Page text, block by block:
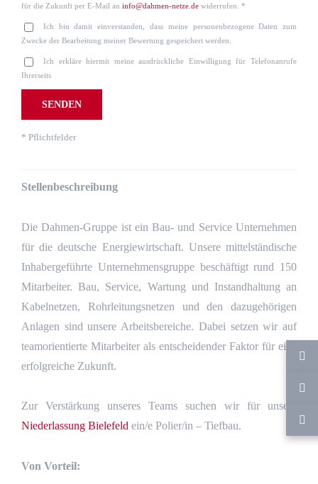
für die Zukunft per E-Mail an info@dahmen-netze.dewiderrufen. *
Ich bin damit einverstanden, dass meine personenbezogene Daten zum
Zwecke der Bearbeitung meiner Bewertung gespeichert werden.
Ich erkläre hiermit meine ausdrückliche Einwilligung für Telefonanrufe
Ihrerseits
* Pflichtfelder
Stellenbeschreibung
Die Dahmen-Gruppe ist ein Bau- und Service Unternehmen
für die deutsche Energiewirtschaft. Unsere mittelständische
Inhabergeführte Unternehmensgruppe beschäftigt rund 150
Mitarbeiter. Bau, Service, Wartung und Instandhaltung an
Kabelnetzen, Rohrleitungsnetzen und den dazugehörigen
Anlagen sind unsere Arbeitsbereiche. Dabei setzen wir auf
teamorientierte Mitarbeiter als entscheidender Faktor für eine
erfolgreiche Zukunft.
Zur Verstärkung unseres Teams suchen wir für unsere
Niederlassung Bielefeldein/e Polier/in – Tiefbau.
Von Vorteil: